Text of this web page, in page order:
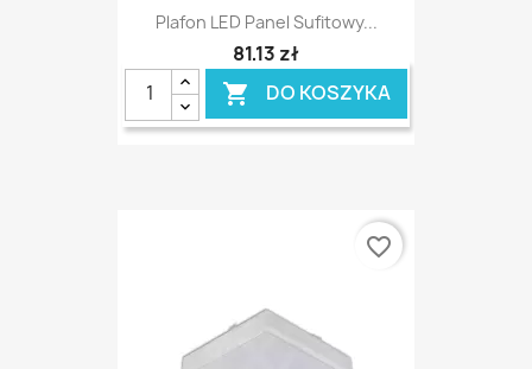
Plafon LED Panel Sufitowy...
81,13 zł
 DO KOSZYKA
favorite_border